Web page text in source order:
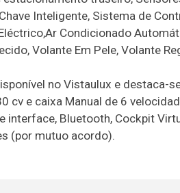
Inteligente, Sistema de
Condicionado
Volante Em Pele, Volante
no Vistaulux e destaca-
cv e caixa Manual de 6
interface, Bluetooth, Cockpit
(por mutuo acordo).